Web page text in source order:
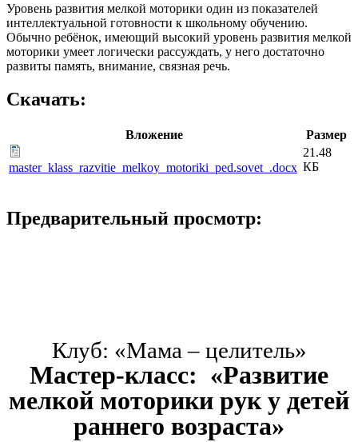
Уровень развития мелкой моторики один из показателей
интеллектуальной готовности к школьному обучению.
Обычно ребёнок, имеющий высокий уровень развития мелкой
моторики умеет логически рассуждать, у него достаточно
развиты память, внимание, связная речь.
Скачать:
Вложение Размер
master_klass_razvitie_melkoy_motoriki_ped.sovet_.docx
21.48
КБ
Предварительный просмотр:
Клуб: «Мама – целитель»
Мастер-класс: «Развитие
мелкой моторики рук у детей
раннего возраста»